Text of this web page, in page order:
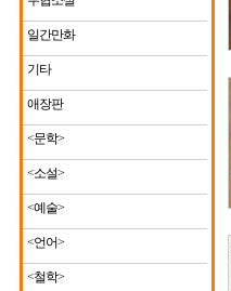
일간만화
기타
애장판
<문학>
<소설>
<예술>
<언어>
<철학>